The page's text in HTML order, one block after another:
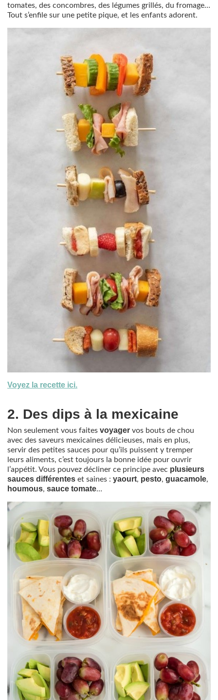
tomates, des concombres, des légumes grillés, du fromage…
Tout s’enfile sur une petite pique, et les enfants adorent.
Voyez la recette ici.
2. Des dips à la mexicaine
Non seulement vous faites voyager vos bouts de chou
avec des saveurs mexicaines délicieuses, mais en plus,
servir des petites sauces pour qu’ils puissent y tremper
leurs aliments, c’est toujours la bonne idée pour ouvrir
l’appétit. Vous pouvez décliner ce principe avec plusieurs
sauces différentes et saines : yaourt, pesto, guacamole,
houmous, sauce tomate…